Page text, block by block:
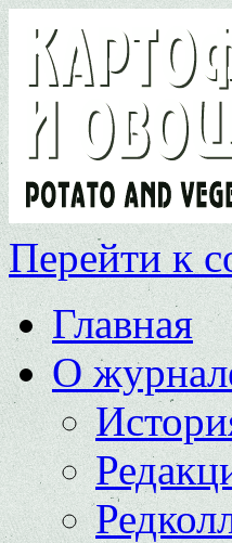
Перейти к
Главная
О